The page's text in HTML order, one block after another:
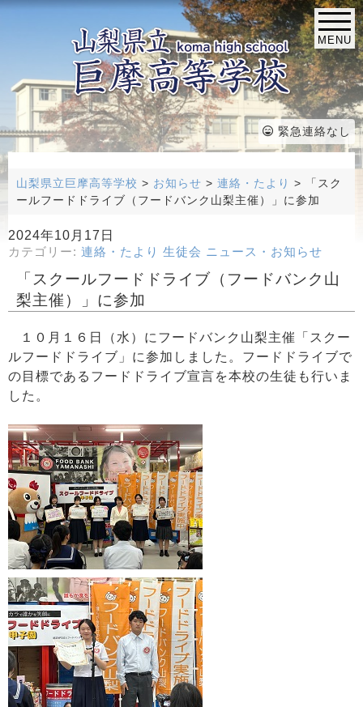
MENU
緊急連絡なし
山梨県立巨摩高等学校 > お知らせ > 連絡・たより >
「スク
ールフードドライブ（フードバンク山梨主催）」に参加
2024年10月17日
カテゴリー: 連絡・たより 生徒会 ニュース・お知らせ
「スクールフードドライブ（フードバンク山
梨主催）」に参加
１０月１６日（水）にフードバンク山梨主催「スクー
ルフードドライブ」に参加しました。フードドライブで
の目標であるフードドライブ宣言を本校の生徒も行いま
した。